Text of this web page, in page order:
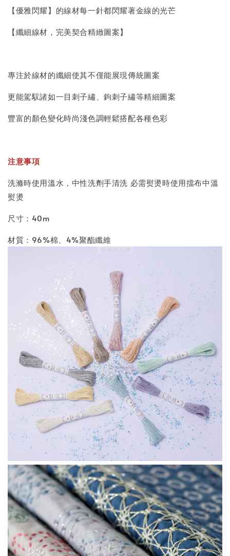
【優雅閃耀】的線材每一針都閃耀著金線的光芒
【纖細線材，完美契合精緻圖案】
專注於線材的纖細使其不僅能展現傳統圖案
更能駕馭諸如一目刺子繡、鉤刺子繡等精細圖案
豐富的顏色變化時尚淺色調輕鬆搭配各種色彩
注意事項
洗滌時使用溫水，中性洗劑手清洗 必需熨燙時使用擋布中溫
熨燙
尺寸：40m
材質：96%棉、4%聚酯纖維